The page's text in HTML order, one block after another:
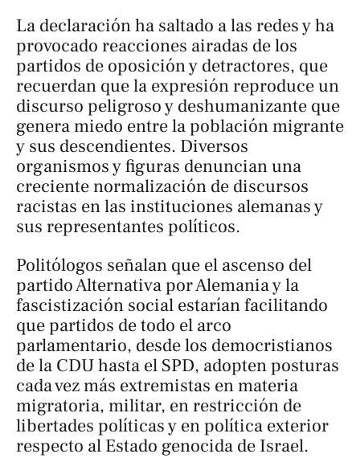
La declaración ha saltado a las redes y ha
provocado reacciones airadas de los
partidos de oposición y detractores, que
recuerdan que la expresión reproduce un
discurso peligroso y deshumanizante que
genera miedo entre la población migrante
y sus descendientes. Diversos
organismos y figuras denuncian una
creciente normalización de discursos
racistas en las instituciones alemanas y
sus representantes políticos.
Politólogos señalan que el ascenso del
partido Alternativa por Alemania y la
fascistización social estarían facilitando
que partidos de todo el arco
parlamentario, desde los democristianos
de la CDU hasta el SPD, adopten posturas
cada vez más extremistas en materia
migratoria, militar, en restricción de
libertades políticas y en política exterior
respecto al Estado genocida de Israel.